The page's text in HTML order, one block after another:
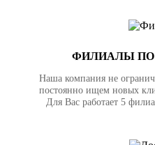
ФИЛИАЛЫ ПО
Наша компания не
постоянно ищем новых
Для Вас работает 5